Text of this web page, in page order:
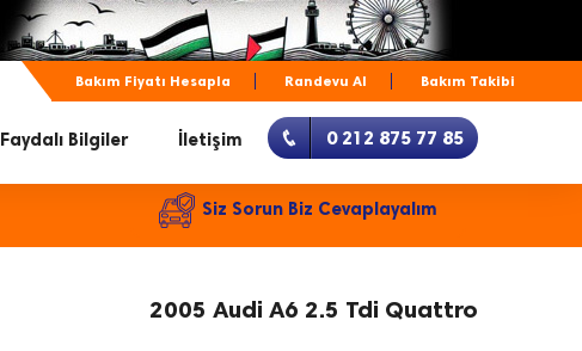
Bakım Fiyatı Hesapla Randevu Al Bakım Takibi
Faydalı Bilgiler İletişim 0 212 875 77 85
Siz Sorun Biz Cevaplayalım
2005 Audi A6 2.5 Tdi Quattro